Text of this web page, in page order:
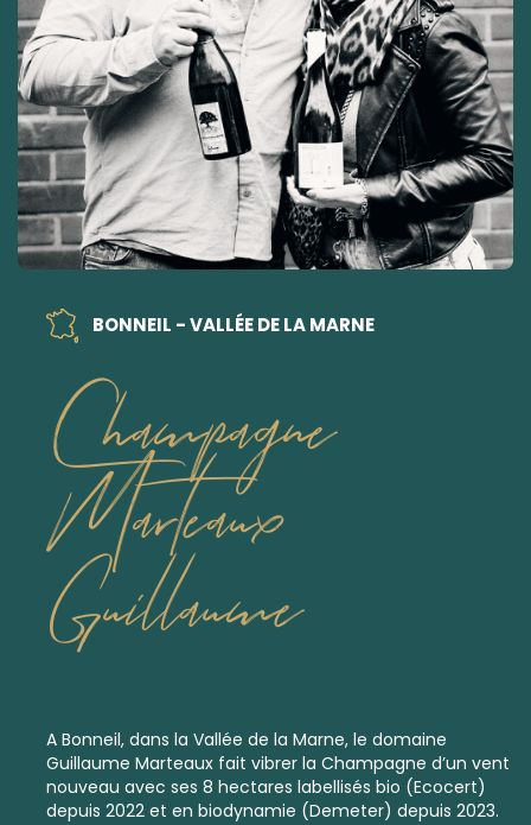
BONNEIL - VALLÉE DE LA MARNE
Champagne
Marteaux
Guillaume
A Bonneil, dans la Vallée de la Marne, le domaine
Guillaume Marteaux fait vibrer la Champagne d’un vent
nouveau avec ses 8 hectares labellisés bio (Ecocert)
depuis 2022 et en biodynamie (Demeter) depuis 2023.